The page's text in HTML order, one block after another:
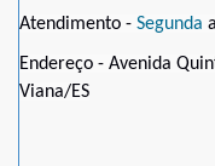
Atendimento - Segunda a
Endereço - Avenida
Viana/ES